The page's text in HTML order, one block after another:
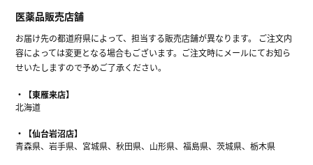
医薬品販売店舗
お届け先の都道府県によって、担当する販売店舗が異なります。 ご注文内
容によっては変更となる場合もございます。ご注文時にメールにてお知ら
せいたしますので予めご了承ください。
【東雁来店】
北海道
【仙台岩沼店】
青森県、岩手県、宮城県、秋田県、山形県、福島県、茨城県、栃木県